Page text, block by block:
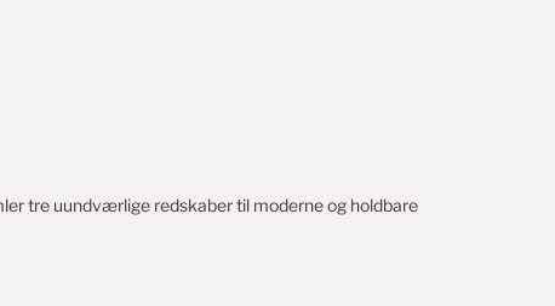
tre uundværlige redskaber til moderne og holdbare